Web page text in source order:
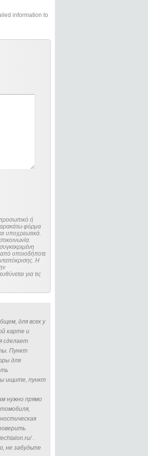
information to
ή
φόρμα
υποχρεωτικά.
Η
για τις
для всех у
карте и
сделает
Пункт
для
ищите, пункт
нужно прямо
.
не забудьте